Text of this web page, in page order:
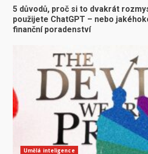
5 důvodů, proč si to dvakrát
použijete ChatGPT – nebo
finanční poradenství
Umělá inteligence